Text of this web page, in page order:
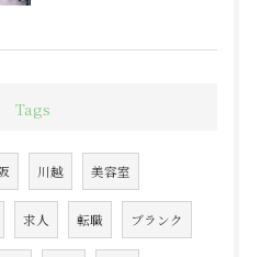
Tags
川越 美容室
求人 転職 ブランク